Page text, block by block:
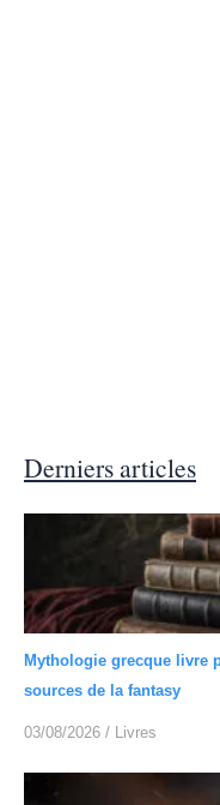
Derniers articles
Mythologie grecque livre
sources de la fantasy
03/08/2026 / Livres